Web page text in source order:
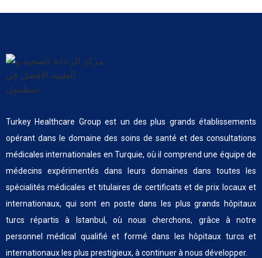
Turkey Healthcare Group est un des plus grands établissements
opérant dans le domaine des soins de santé et des consultations
médicales internationales en Turquie, où il comprend une équipe de
médecins expérimentés dans leurs domaines dans toutes les
spécialités médicales et titulaires de certificats et de prix locaux et
internationaux, qui sont en poste dans les plus grands hôpitaux
turcs répartis à Istanbul, où nous cherchons, grâce à notre
personnel médical qualifié et formé dans les hôpitaux turcs et
internationaux les plus prestigieux, à continuer à nous développer.